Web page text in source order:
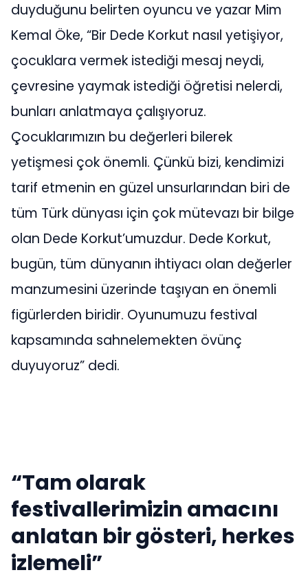
duyduğunu belirten oyuncu ve yazar Mim
Kemal Öke, “Bir Dede Korkut nasıl yetişiyor,
çocuklara vermek istediği mesaj neydi,
çevresine yaymak istediği öğretisi nelerdi,
bunları anlatmaya çalışıyoruz.
Çocuklarımızın bu değerleri bilerek
yetişmesi çok önemli. Çünkü bizi, kendimizi
tarif etmenin en güzel unsurlarından biri de
tüm Türk dünyası için çok mütevazı bir bilge
olan Dede Korkut’umuzdur. Dede Korkut,
bugün, tüm dünyanın ihtiyacı olan değerler
manzumesini üzerinde taşıyan en önemli
figürlerden biridir. Oyunumuzu festival
kapsamında sahnelemekten övünç
duyuyoruz” dedi.
“Tam olarak
festivallerimizin amacını
anlatan bir gösteri, herkes
izlemeli”